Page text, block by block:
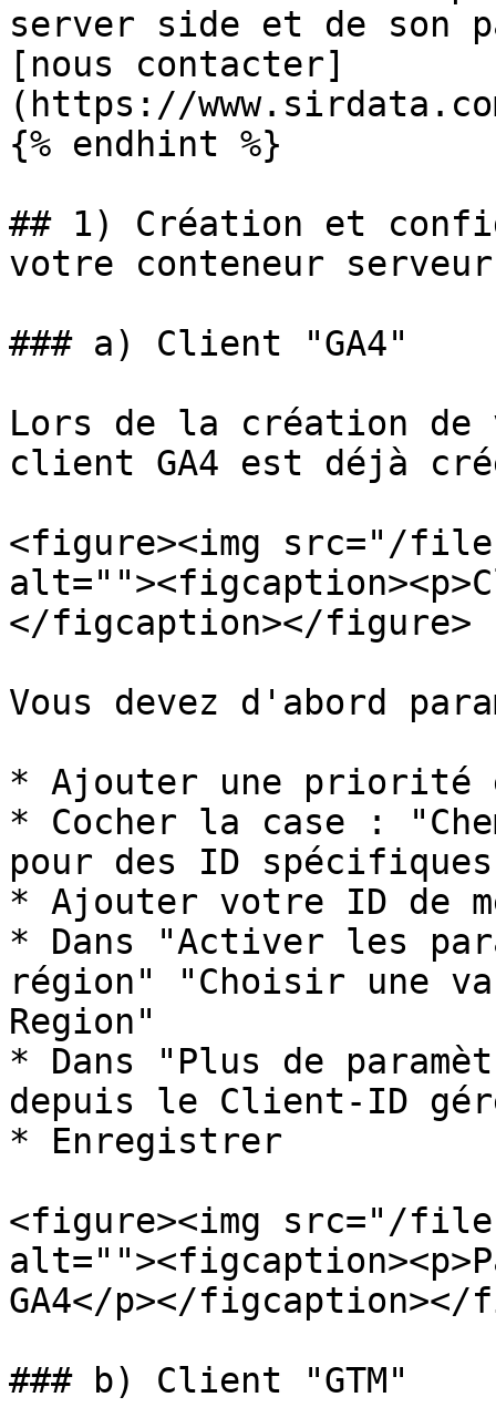
server side et de son
[nous contacter]
(https://
{% endhint %}
## 1) Création et
votre conteneur serveur
### a) Client "GA4"
Lors de la création de
client GA4 est déjà
<figure><img src="/files/
</figcaption></figure>
Vous devez d'abord
* Ajouter une priorité
* Cocher la case :
pour des ID
* Ajouter votre ID de
* Dans "Activer les
région" "Choisir une
Region"
* Dans "Plus de
depuis le Client-ID
* Enregistrer
<figure><img src="/files/
GA4</p></figcaption></
### b) Client "GTM"